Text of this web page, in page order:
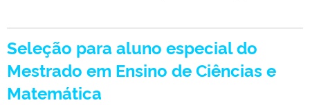
Seleção para aluno especial do
Mestrado em Ensino de Ciências e
Matemática